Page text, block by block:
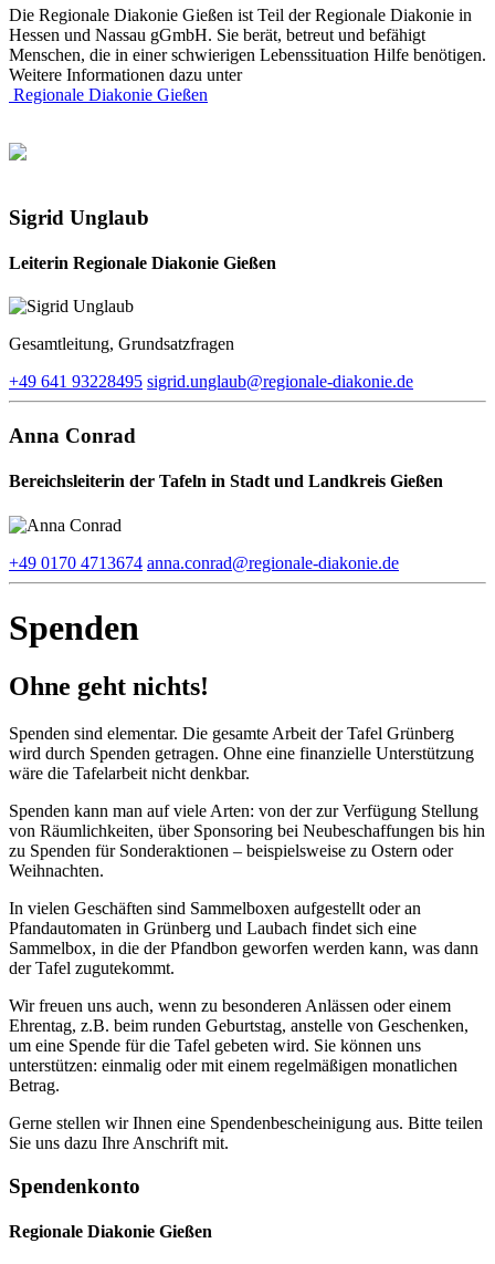
Die Regionale Diakonie Gießen ist Teil der Regionale Diakonie in
Hessen und Nassau gGmbH. Sie berät, betreut und befähigt
Menschen, die in einer schwierigen Lebenssituation Hilfe benötigen.
Weitere Informationen dazu unter
Regionale Diakonie Gießen
Sigrid Unglaub
Leiterin Regionale Diakonie Gießen
Gesamtleitung, Grundsatzfragen
+49 641 93228495 sigrid.unglaub​@regionale-diakonie.de
Anna Conrad
Bereichsleiterin der Tafeln in Stadt und Landkreis Gießen
+49 0170 4713674 anna.conrad​@regionale-diakonie.de
Spenden
Ohne geht nichts!
Spenden sind elementar. Die gesamte Arbeit der Tafel Grünberg
wird durch Spenden getragen. Ohne eine finanzielle Unterstützung
wäre die Tafelarbeit nicht denkbar.
Spenden kann man auf viele Arten: von der zur Verfügung Stellung
von Räumlichkeiten, über Sponsoring bei Neubeschaffungen bis hin
zu Spenden für Sonderaktionen – beispielsweise zu Ostern oder
Weihnachten.
In vielen Geschäften sind Sammelboxen aufgestellt oder an
Pfandautomaten in Grünberg und Laubach findet sich eine
Sammelbox, in die der Pfandbon geworfen werden kann, was dann
der Tafel zugutekommt.
Wir freuen uns auch, wenn zu besonderen Anlässen oder einem
Ehrentag, z.B. beim runden Geburtstag, anstelle von Geschenken,
um eine Spende für die Tafel gebeten wird. Sie können uns
unterstützen: einmalig oder mit einem regelmäßigen monatlichen
Betrag.
Gerne stellen wir Ihnen eine Spendenbescheinigung aus. Bitte teilen
Sie uns dazu Ihre Anschrift mit.
Spendenkonto
Regionale Diakonie Gießen